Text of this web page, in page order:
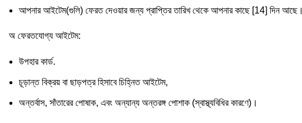
আপনার আইটেম(গুলি) ফেরত দেওয়ার জন্য প্রাপ্তির তারিখ থেকে আপনার কাছে [14] দিন আছে।
অ ফেরতযোগ্য আইটেম:
উপহার কার্ড.
চূড়ান্ত বিক্রয় বা ছাড়পত্র হিসাবে চিহ্নিত আইটেম,
অন্তর্বাস, সাঁতারের পোষাক, এবং অন্যান্য অন্তরঙ্গ পোশাক (স্বাস্থ্যবিধির কারণে)।